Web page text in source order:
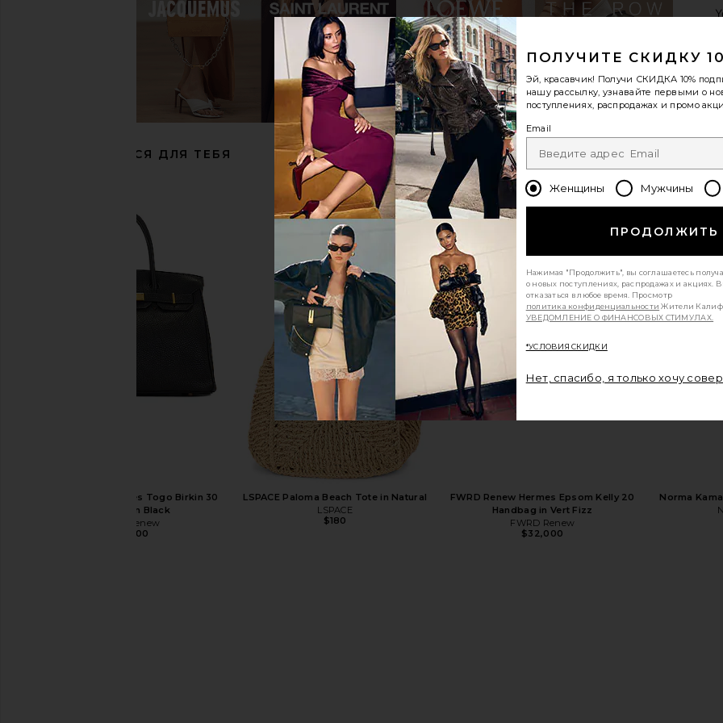
РЕКОМЕНДУЕТСЯ ДЛЯ ТЕБЯ
FWRD Renew Hermes Togo Birkin 30
Handbag in Black
FWRD Renew
$24,000
LSPACE Paloma Beach Tote in Natural
LSPACE
$180
FWRD Renew Hermes Epsom Kelly 20
Handbag in Vert Fizz
FWRD Renew
$32,000
Norma
ПОЛУЧИТЕ СКИДКУ
Эй, красавчик! Получи СКИДКА 10%
нашу рассылку, узнавайте первыми о
поступлениях, распродажах и промо
Email
Женщины Мужчины
ПРОДОЛЖИТЬ
Нажимая "Продолжить", вы соглашаетесь
о новых поступлениях, распродажах и акциях.
отказаться в любое время. Просмотр
политика конфиденциальности Жители
УВЕДОМЛЕНИЕ О ФИНАНСОВЫХ СТИМУЛАХ.
*УСЛОВИЯ СКИДКИ
Нет, спасибо, я только хочу